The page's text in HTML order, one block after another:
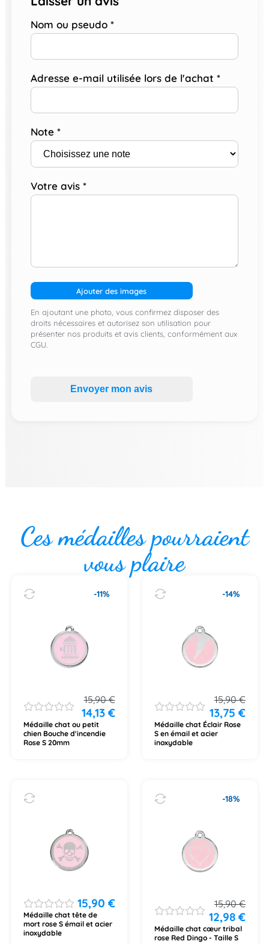
Nom ou pseudo *
Adresse e-mail utilisée lors de l'achat *
Note *
Votre avis *
Ajouter des images
En ajoutant une photo, vous confirmez disposer des
droits nécessaires et autorisez son utilisation pour
présenter nos produits et avis clients, conformément aux
CGU.
Envoyer mon avis
Ces médailles pourraient
vous plaire
-11%
15,90€
14,13 €
Médaille chat ou petit
chien Bouche d'incendie
Rose S 20mm
-14%
15,90€
13,75€
Médaille chat Éclair Rose
S en émail et acier
inoxydable
15,90 €
Médaille chat tête de
mort rose S émail et acier
inoxydable
-18%
15,90€
12,98€
Médaille chat cœur tribal
rose Red Dingo - Taille S